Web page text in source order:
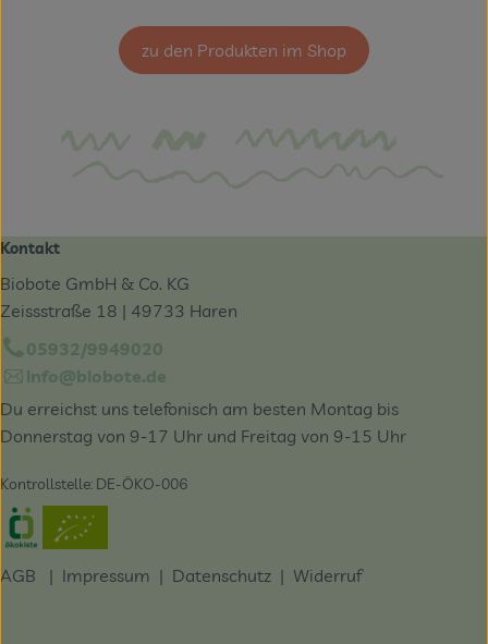
zu den Produkten im Shop
Kontakt
Biobote GmbH & Co. KG
Zeissstraße 18 | 49733 Haren
05932/9949020
info@biobote.de
Du erreichst uns telefonisch am besten Montag bis
Donnerstag von 9-17 Uhr und Freitag von 9-15 Uhr
Kontrollstelle: DE-ÖKO-006
Externer Link zu https://www.oekokiste.de/
AGB | Impressum | Datenschutz | Widerruf